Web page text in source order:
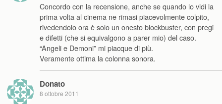
Concordo con la recensione, anche se quando lo vidi la
prima volta al cinema ne rimasi piacevolmente colpito,
rivedendolo ora è solo un onesto blockbuster, con pregi
e difetti (che si equivalgono a parer mio) del caso.
“Angeli e Demoni” mi piacque di più.
Veramente ottima la colonna sonora.
Donato
8 ottobre 2011